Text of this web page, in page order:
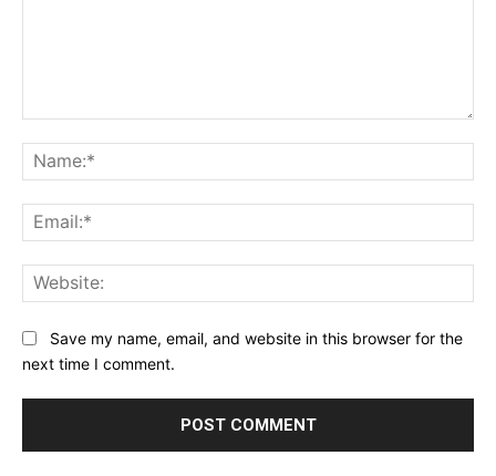
Save my name, email, and website in this browser for the
next time I comment.